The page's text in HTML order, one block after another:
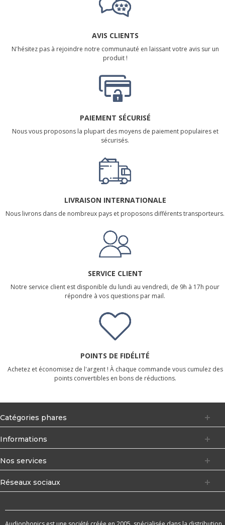
AVIS CLIENTS
N'hésitez pas à rejoindre notre communauté en laissant votre avis sur un
produit !
PAIEMENT SÉCURISÉ
Nous vous proposons la plupart des moyens de paiement populaires et
sécurisés.
LIVRAISON INTERNATIONALE
Nous livrons dans de nombreux pays et proposons différents transporteurs.
SERVICE CLIENT
Notre service client est disponible du lundi au vendredi, de 9h à 17h pour
répondre à vos questions par mail.
POINTS DE FIDÉLITÉ
Achetez et économisez de l'argent ! À chaque commande vous cumulez des
points convertibles en bons de réductions.
Catégories phares
Informations
Nos services
Réseaux sociaux